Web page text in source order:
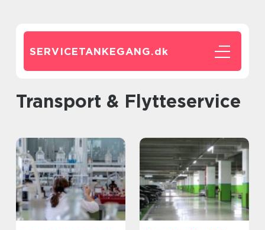
SERVICETANKEGANG.dk
Transport & Flytteservice